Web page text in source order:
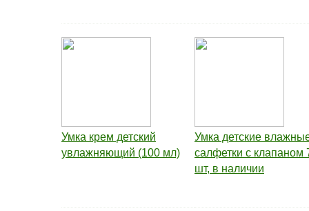
Умка крем детский
увлажняющий (100 мл)
Умка детские
салфетки с клапаном
шт, в наличии